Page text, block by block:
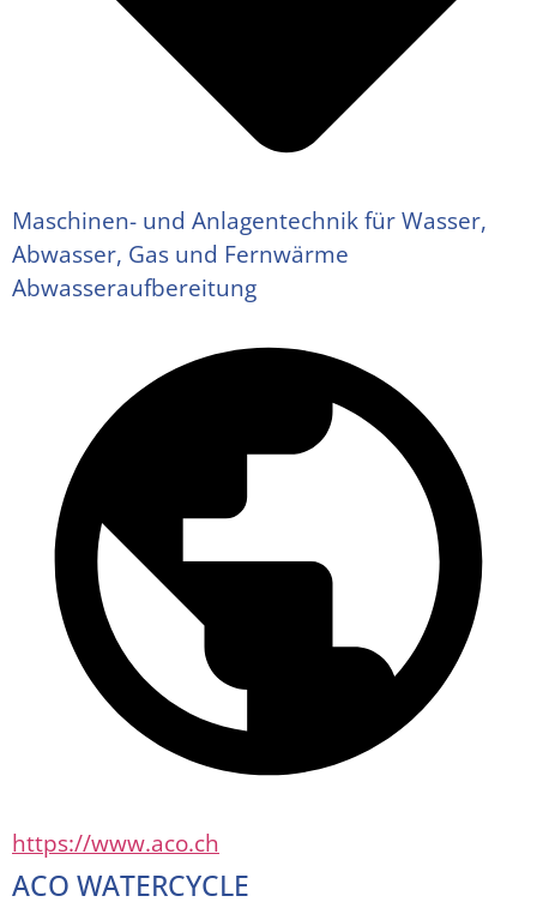
Maschinen- und Anlagentechnik für Wasser,
Abwasser, Gas und Fernwärme
Abwasseraufbereitung
https://www.aco.ch
ACO WATERCYCLE